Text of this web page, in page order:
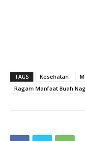
TAGS Kesehatan
Ragam Manfaat Buah